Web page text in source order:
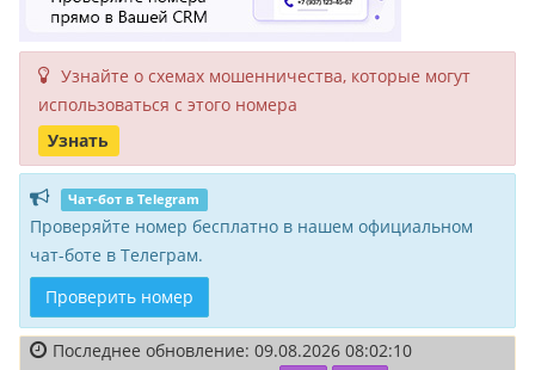
Узнайте о схемах мошенни­чества, кото­рые могут
исполь­зоваться с этого номера
Узнать
Чат-бот в Telegram
Проверяйте номер бесплатно в нашем официальном
чат-боте в Телеграм.
Проверить номер
Последнее обновление: 09.08.2026 08:02:10